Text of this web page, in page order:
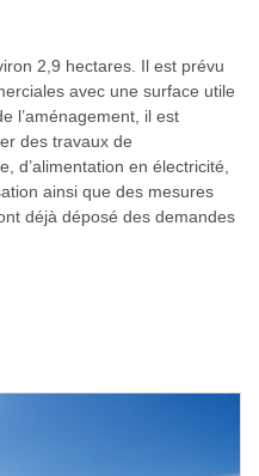
2,9 hectares. Il est prévu
avec une surface utile
l’aménagement, il est
des travaux de
d’alimentation en électricité,
ainsi que des mesures
déjà déposé des demandes